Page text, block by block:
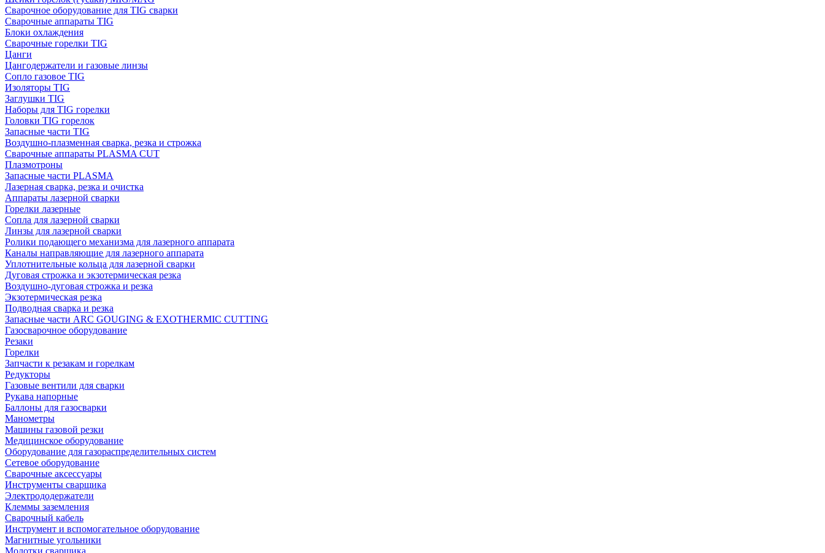
Сварочное оборудование для TIG сварки
Сварочные аппараты TIG
Блоки охлаждения
Сварочные горелки TIG
Цанги
Цангодержатели и газовые линзы
Сопло газовое TIG
Изоляторы TIG
Заглушки TIG
Наборы для TIG горелки
Головки TIG горелок
Запасные части TIG
Воздушно-плазменная сварка, резка и строжка
Сварочные аппараты PLASMA CUT
Плазмотроны
Запасные части PLASMA
Лазерная сварка, резка и очистка
Аппараты лазерной сварки
Горелки лазерные
Сопла для лазерной сварки
Линзы для лазерной сварки
Ролики подающего механизма для лазерного аппарата
Каналы направляющие для лазерного аппарата
Уплотнительные кольца для лазерной сварки
Дуговая строжка и экзотермическая резка
Воздушно-дуговая строжка и резка
Экзотермическая резка
Подводная сварка и резка
Запасные части ARC GOUGING & EXOTHERMIC CUTTING
Газосварочное оборудование
Резаки
Горелки
Запчасти к резакам и горелкам
Редукторы
Газовые вентили для сварки
Рукава напорные
Баллоны для газосварки
Манометры
Машины газовой резки
Медицинское оборудование
Оборудование для газораспределительных систем
Сетевое оборудование
Сварочные аксессуары
Инструменты сварщика
Электрододержатели
Клеммы заземления
Сварочный кабель
Инструмент и вспомогательное оборудование
Магнитные угольники
Молотки сварщика